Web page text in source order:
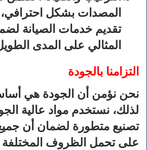
المصدات بشكل احترافي،
تقديم خدمات الصيانة
المثالي على المدى
التزامنا بالجودة
نحن نؤمن أن الجودة هي
لذلك، نستخدم مواد عالية
تصنيع متطورة لضمان أن جميع
على تحمل الظروف المختلفة